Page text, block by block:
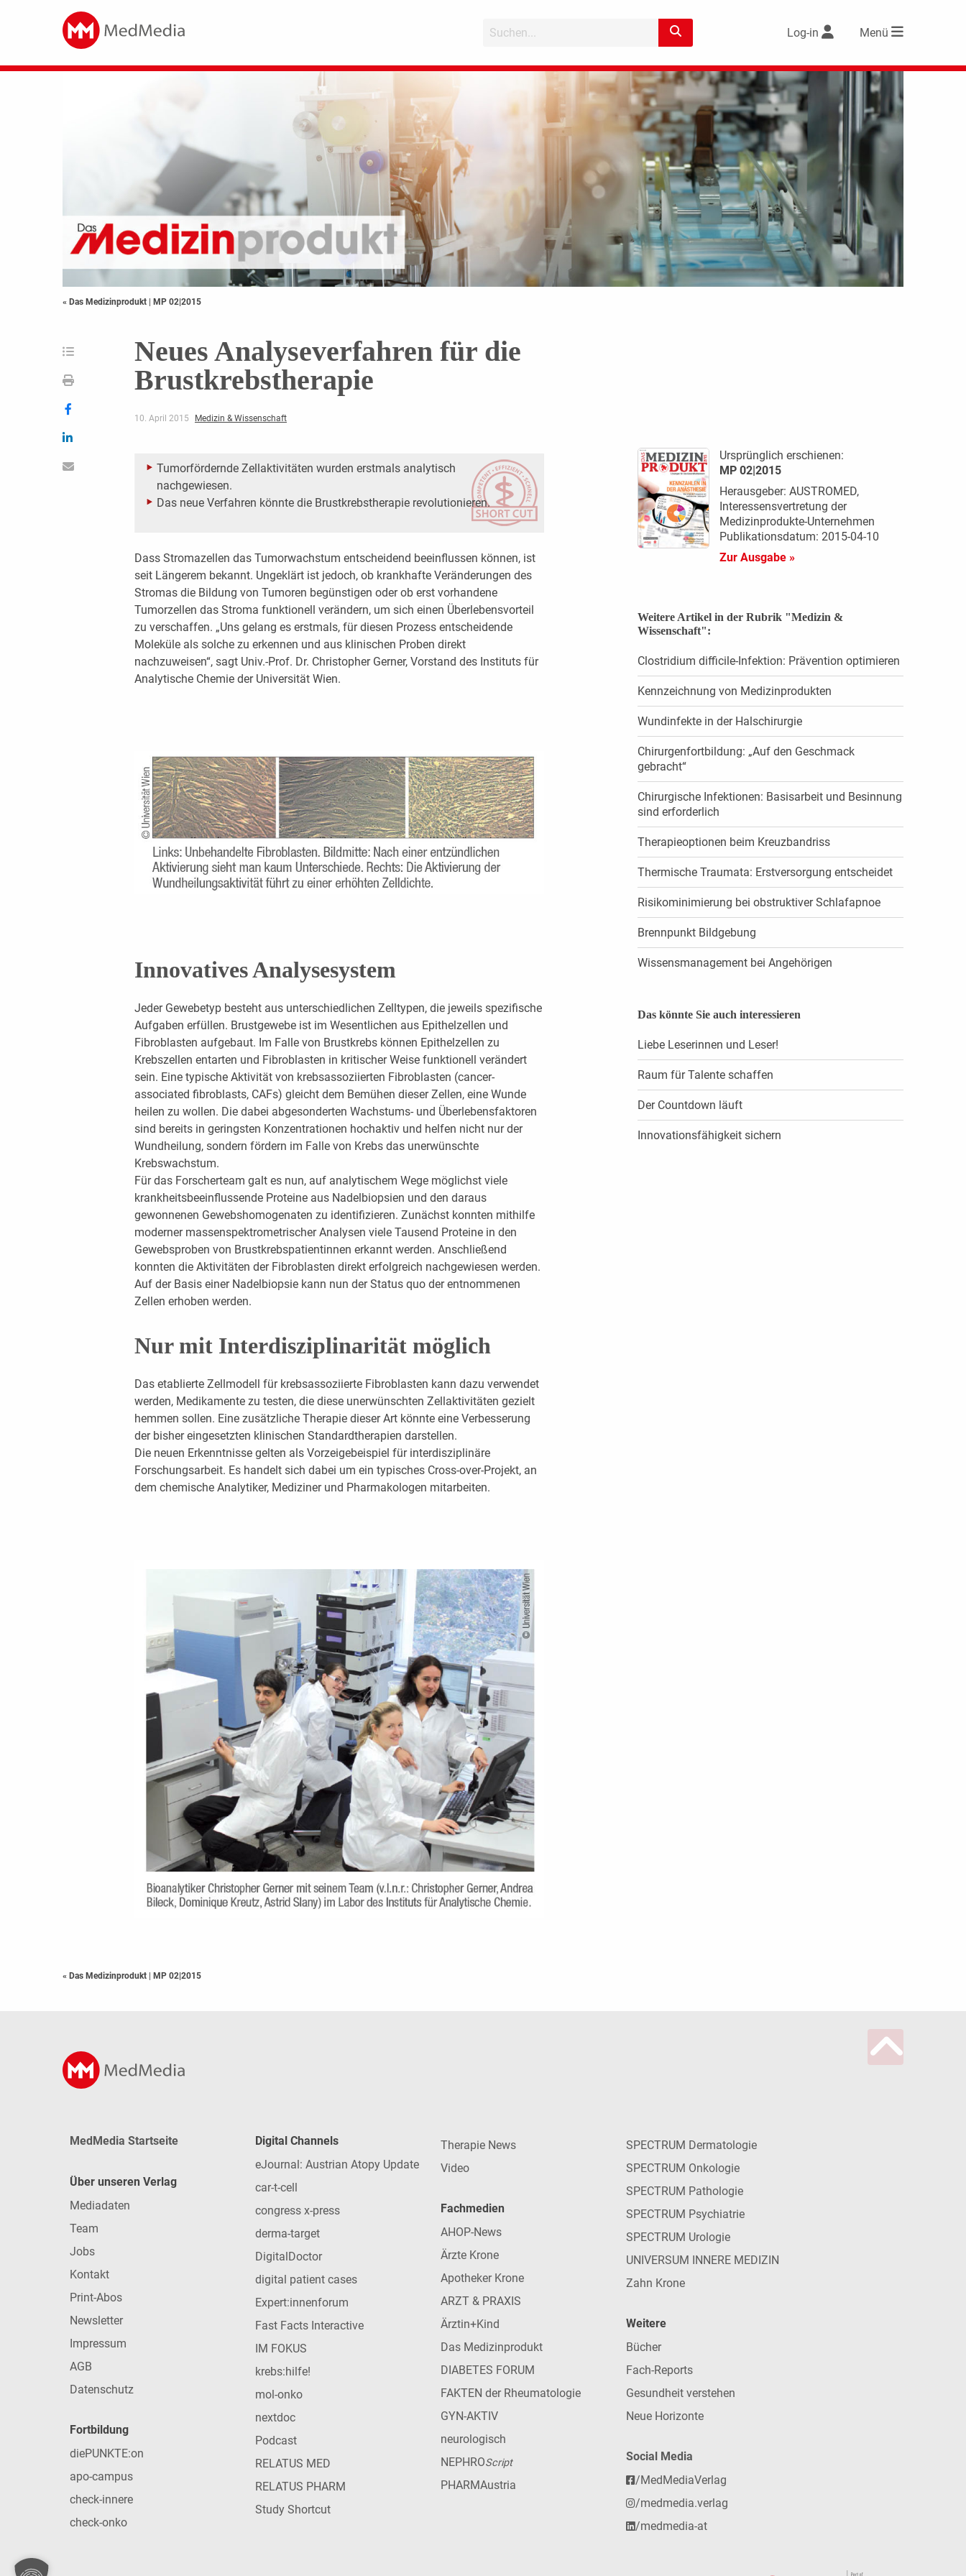
Log-in Menü
« Das Medizinprodukt | MP 02|2015
Neues Analyseverfahren für die
Brustkrebstherapie
10. April 2015 Medizin & Wissenschaft
Tumorfördernde Zellaktivitäten wurden erstmals analytisch
nachgewiesen.
Das neue Verfahren könnte die Brustkrebstherapie revolutionieren.
Dass Stromazellen das Tumorwachstum entscheidend beeinflussen können, ist
seit Längerem bekannt. Ungeklärt ist jedoch, ob krankhafte Veränderungen des
Stromas die Bildung von Tumoren begünstigen oder ob erst vorhandene
Tumorzellen das Stroma funktionell verändern, um sich einen Überlebensvorteil
zu verschaffen. „Uns gelang es erstmals, für diesen Prozess entscheidende
Moleküle als solche zu erkennen und aus klinischen Proben direkt
nachzuweisen“, sagt Univ.-Prof. Dr. Christopher Gerner, Vorstand des Instituts für
Analytische Chemie der Universität Wien.
Innovatives Analysesystem
Jeder Gewebetyp besteht aus unterschiedlichen Zelltypen, die jeweils spezifische
Aufgaben erfüllen. Brustgewebe ist im Wesentlichen aus Epithelzellen und
Fibroblasten aufgebaut. Im Falle von Brustkrebs können Epithelzellen zu
Krebszellen entarten und Fibroblasten in kritischer Weise funktionell verändert
sein. Eine typische Aktivität von krebsassoziierten Fibroblasten (cancer-
associated fibroblasts, CAFs) gleicht dem Bemühen dieser Zellen, eine Wunde
heilen zu wollen. Die dabei abgesonderten Wachstums- und Überlebensfaktoren
sind bereits in geringsten Konzentrationen hochaktiv und helfen nicht nur der
Wundheilung, sondern fördern im Falle von Krebs das unerwünschte
Krebswachstum.
Für das Forscherteam galt es nun, auf analytischem Wege möglichst viele
krankheitsbeeinflussende Proteine aus Nadelbiopsien und den daraus
gewonnenen Gewebshomogenaten zu identifizieren. Zunächst konnten mithilfe
moderner massenspektrometrischer Analysen viele Tausend Proteine in den
Gewebsproben von Brustkrebspatientinnen erkannt werden. Anschließend
konnten die Aktivitäten der Fibroblasten direkt erfolgreich nachgewiesen werden.
Auf der Basis einer Nadelbiopsie kann nun der Status quo der entnommenen
Zellen erhoben werden.
Nur mit Interdisziplinarität möglich
Das etablierte Zellmodell für krebsassoziierte Fibroblasten kann dazu verwendet
werden, Medikamente zu testen, die diese unerwünschten Zellaktivitäten gezielt
hemmen sollen. Eine zusätzliche Therapie dieser Art könnte eine Verbesserung
der bisher eingesetzten klinischen Standardtherapien darstellen.
Die neuen Erkenntnisse gelten als Vorzeigebeispiel für interdisziplinäre
Forschungsarbeit. Es handelt sich dabei um ein typisches Cross-over-Projekt, an
dem chemische Analytiker, Mediziner und Pharmakologen mitarbeiten.
Ursprünglich erschienen:
MP 02|2015
Herausgeber: AUSTROMED,
Interessensvertretung der
Medizinprodukte-Unternehmen
Publikationsdatum: 2015-04-10
Zur Ausgabe »
Weitere Artikel in der Rubrik "Medizin &
Wissenschaft":
Clostridium difficile-Infektion: Prävention optimieren
Kennzeichnung von ­Medizinprodukten
Wundinfekte in der Halschirurgie
Chirurgenfortbildung: „Auf den Geschmack
gebracht“
Chirurgische Infektionen: Basisarbeit und Besinnung
sind erforderlich
Therapieoptionen beim Kreuzbandriss
Thermische Traumata: Erstversorgung entscheidet
Risikominimierung bei obstruktiver Schlafapnoe
Brennpunkt Bildgebung
Wissensmanagement bei Angehörigen
Das könnte Sie auch interessieren
Liebe Leserinnen und Leser!
Raum für Talente schaffen
Der Countdown läuft
Innovationsfähigkeit sichern
« Das Medizinprodukt MP 02|2015
MedMedia Startseite
Über unseren Verlag
Mediadaten
Team
Jobs
Kontakt
Print-Abos
Newsletter
Impressum
AGB
Datenschutz
Fortbildung
diePUNKTE:on
apo-campus
check-innere
check-onko
Digital Channels
eJournal: Austrian Atopy Update
car-t-cell
congress x-press
derma-target
DigitalDoctor
digital patient cases
Expert:innenforum
Fast Facts Interactive
IM FOKUS
krebs:hilfe!
mol-onko
nextdoc
Podcast
RELATUS MED
RELATUS PHARM
Study Shortcut
Therapie News
Video
Fachmedien
AHOP-News
Ärzte Krone
Apotheker Krone
ARZT & PRAXIS
Ärztin+Kind
Das Medizinprodukt
DIABETES FORUM
FAKTEN der Rheumatologie
GYN-AKTIV
neurologisch
NEPHROScript
PHARMAustria
SPECTRUM Dermatologie
SPECTRUM Onkologie
SPECTRUM Pathologie
SPECTRUM Psychiatrie
SPECTRUM Urologie
UNIVERSUM INNERE MEDIZIN
Zahn Krone
Weitere
Bücher
Fach-Reports
Gesundheit verstehen
Neue Horizonte
Social Media
/MedMediaVerlag
/medmedia.verlag
/medmedia-at